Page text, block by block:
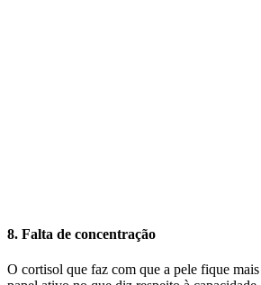
8. Falta de concentração
O cortisol que faz com que a pele fique